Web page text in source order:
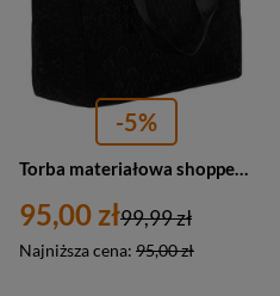
-5%
Torba materiałowa shopper w czarnym kolorze - Rovicky
95,00 zł
Najniższa cena: 95,00 zł
99,99 zł